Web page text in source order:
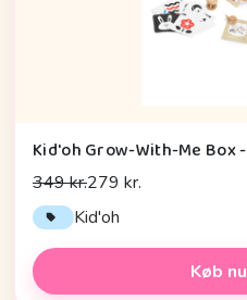
349 kr.279 kr.
Kid'oh
Køb nu